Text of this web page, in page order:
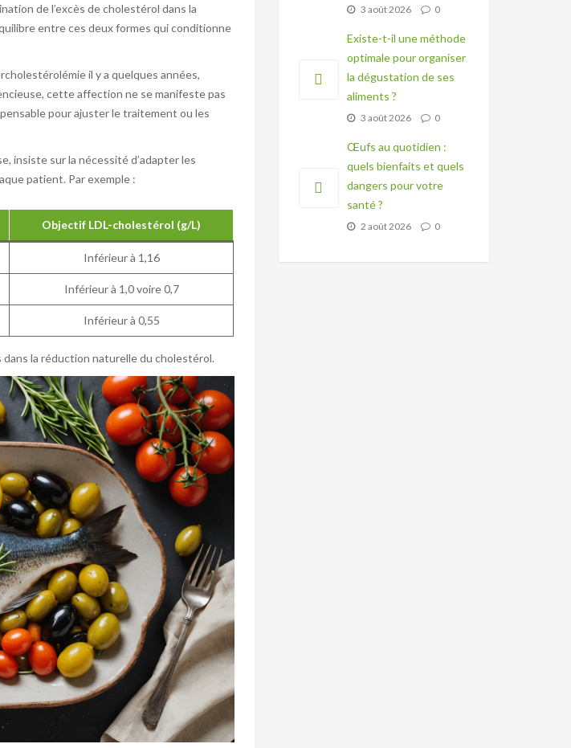
de l’excès de cholestérol dans la
entre ces deux formes qui conditionne
il y a quelques années,
cette affection ne se manifeste pas
pour ajuster le traitement ou les
insiste sur la nécessité d’adapter les
patient. Par exemple :
Objectif LDL-cholestérol (g/L)
Inférieur à 1,16
Inférieur à 1,0 voire 0,7
Inférieur à 0,55
la réduction naturelle du cholestérol.
3 août 2026 0
Existe-t-il une méthode
optimale pour organiser
la dégustation de ses
aliments ?
3 août 2026 0
Œufs au quotidien :
quels bienfaits et quels
dangers pour votre
santé ?
2 août 2026 0